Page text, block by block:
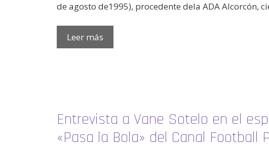
de agosto de1995), procedente dela ADA Alcorcón,
Leer más
Entrevista a Vane Sotelo en el
«Pasa la Bola» del Canal Football